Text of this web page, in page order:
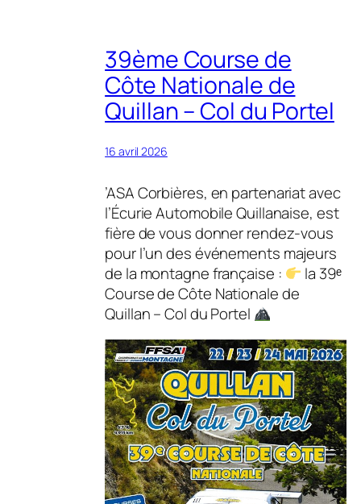
39ème Course de
Côte Nationale de
Quillan – Col du Portel
16 avril 2026
’ASA Corbières, en partenariat avec
l’Écurie Automobile Quillanaise, est
fière de vous donner rendez-vous
pour l’un des événements majeurs
de la montagne française :
la 39ᵉ
Course de Côte Nationale de
Quillan – Col du Portel